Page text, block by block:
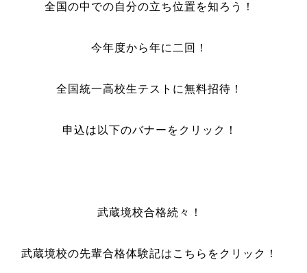
全国の中での自分の立ち位置を知ろう！
今年度から年に二回！
全国統一高校生テストに無料招待！
申込は以下のバナーをクリック！
武蔵境校合格続々！
武蔵境校の先輩合格体験記はこちらをクリック！